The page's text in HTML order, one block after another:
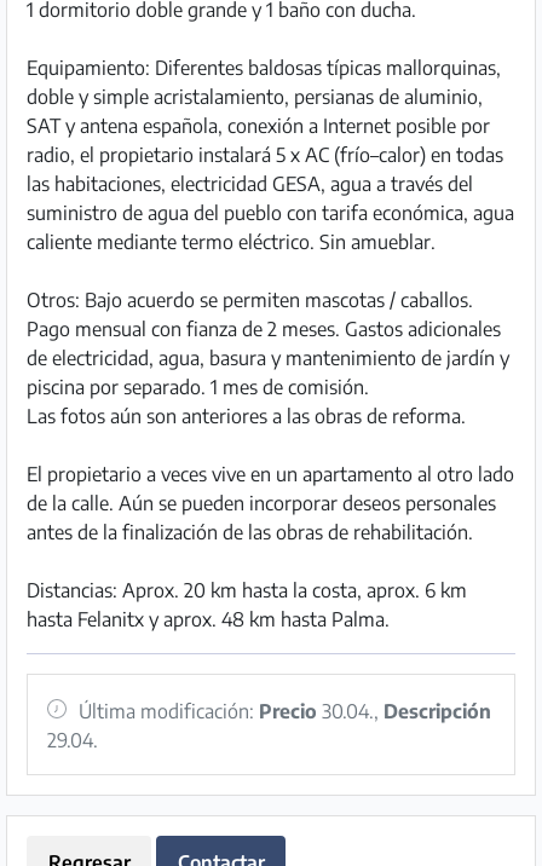
1 dormitorio doble grande y 1 baño con ducha.
Equipamiento: Diferentes baldosas típicas mallorquinas,
doble y simple acristalamiento, persianas de aluminio,
SAT y antena española, conexión a Internet posible por
radio, el propietario instalará 5 x AC (frío–calor) en todas
las habitaciones, electricidad GESA, agua a través del
suministro de agua del pueblo con tarifa económica, agua
caliente mediante termo eléctrico. Sin amueblar.
Otros: Bajo acuerdo se permiten mascotas / caballos.
Pago mensual con fianza de 2 meses. Gastos adicionales
de electricidad, agua, basura y mantenimiento de jardín y
piscina por separado. 1 mes de comisión.
Las fotos aún son anteriores a las obras de reforma.
El propietario a veces vive en un apartamento al otro lado
de la calle. Aún se pueden incorporar deseos personales
antes de la finalización de las obras de rehabilitación.
Distancias: Aprox. 20 km hasta la costa, aprox. 6 km
hasta Felanitx y aprox. 48 km hasta Palma.
Última modificación: Precio 30.04., Descripción
29.04.